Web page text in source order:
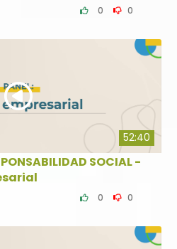
0 0
52:40
SOCIAL -
0 0